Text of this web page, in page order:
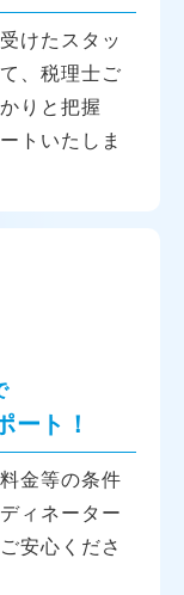
けたスタッ
、税理士ご
りと把握
トいたしま
ート！
金等の条件
ィネーター
安心くださ